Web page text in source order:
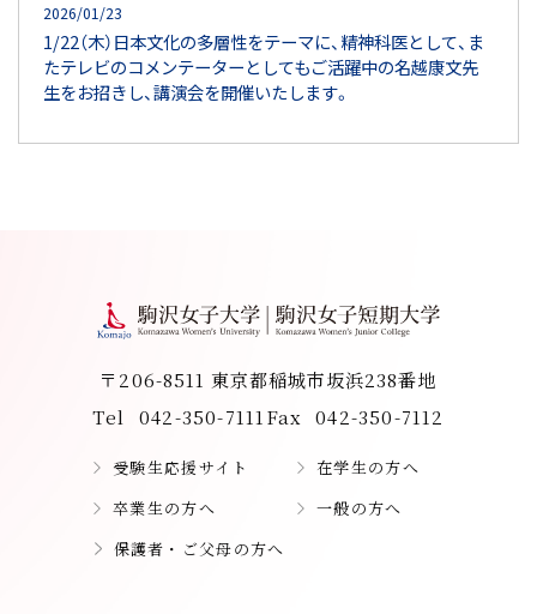
2026/01/23
1/22（木）日本文化の多層性をテーマに、精神科医として、ま
たテレビのコメンテーターとしてもご活躍中の名越康文先
生をお招きし、講演会を開催いたします。
〒206-8511 東京都稲城市坂浜238番地
Tel
042-350-7111Fax 042-350-7112
受験生応援サイト
在学生の方へ
卒業生の方へ
一般の方へ
保護者・ご父母の方へ